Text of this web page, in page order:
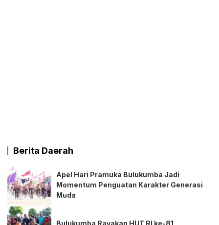
Berita Daerah
Apel Hari Pramuka Bulukumba Jadi
Momentum Penguatan Karakter Generasi
Muda